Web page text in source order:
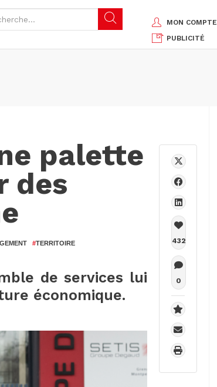
MON COMPTE
PUBLICITÉ
palette
des
#TERRITOIRE
de services lui
économique.
432
0